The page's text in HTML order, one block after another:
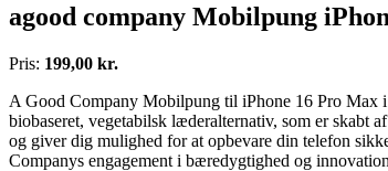
agood company Mobilpung
Pris: 199,00 kr.
A Good Company Mobilpung til iPhone 16 Pro Max
biobaseret, vegetabilsk læderalternativ, som er skabt
og giver dig mulighed for at opbevare din telefon
Companys engagement i bæredygtighed og